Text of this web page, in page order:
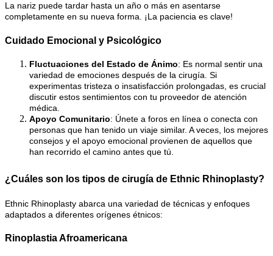
La nariz puede tardar hasta un año o más en asentarse
completamente en su nueva forma. ¡La paciencia es clave!
Cuidado Emocional y Psicológico
Fluctuaciones del Estado de Ánimo: Es normal sentir una
variedad de emociones después de la cirugía. Si
experimentas tristeza o insatisfacción prolongadas, es crucial
discutir estos sentimientos con tu proveedor de atención
médica.
Apoyo Comunitario: Únete a foros en línea o conecta con
personas que han tenido un viaje similar. A veces, los mejores
consejos y el apoyo emocional provienen de aquellos que
han recorrido el camino antes que tú.
¿Cuáles son los tipos de cirugía de Ethnic Rhinoplasty?
Ethnic Rhinoplasty abarca una variedad de técnicas y enfoques
adaptados a diferentes orígenes étnicos:
Rinoplastia Afroamericana